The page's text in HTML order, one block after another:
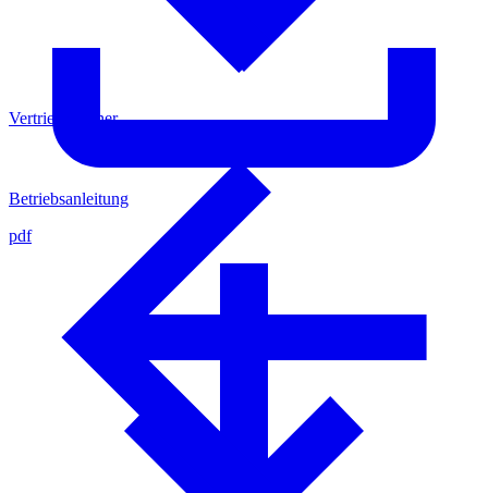
Betriebsanleitung
pdf
Vertriebspartner